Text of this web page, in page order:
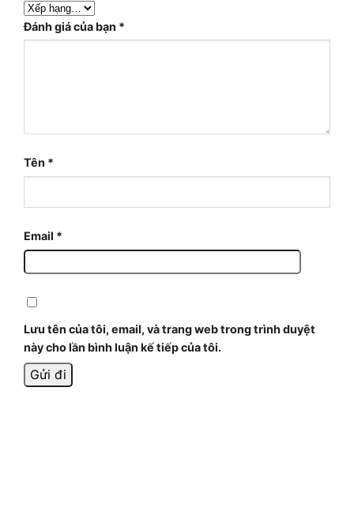
Đánh giá của bạn *
Tên *
Email *
Lưu tên của tôi, email, và trang web trong trình duyệt
này cho lần bình luận kế tiếp của tôi.